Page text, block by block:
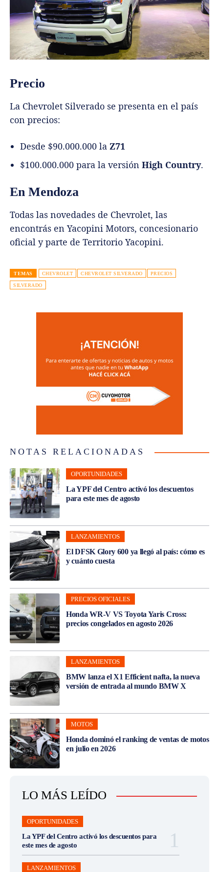
Precio
La Chevrolet Silverado se presenta en el país
con precios:
Desde $90.000.000 la Z71
$100.000.000 para la versión High Country.
En Mendoza
Todas las novedades de Chevrolet, las
encontrás en Yacopini Motors, concesionario
oficial y parte de Territorio Yacopini.
TEMAS CHEVROLET CHEVROLET SILVERADO PRECIOS
SILVERADO
NOTAS RELACIONADAS
OPORTUNIDADES
La YPF del Centro activó los descuentos
para este mes de agosto
LANZAMIENTOS
El DFSK Glory 600 ya llegó al país: cómo es
y cuánto cuesta
PRECIOS OFICIALES
Honda WR-V VS Toyota Yaris Cross:
precios congelados en agosto 2026
LANZAMIENTOS
BMW lanza el X1 Efficient nafta, la nueva
versión de entrada al mundo BMW X
MOTOS
Honda dominó el ranking de ventas de motos
en julio en 2026
LO MÁS LEÍDO
OPORTUNIDADES
La YPF del Centro activó los descuentos para
este mes de agosto
LANZAMIENTOS